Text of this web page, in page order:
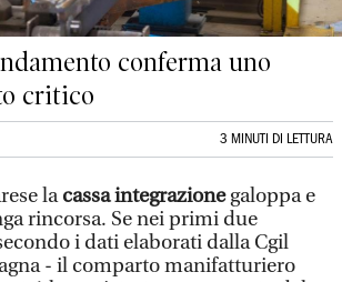
conferma uno
critico
3 MINUTI DI LETTURA
lacassa integrazionegaloppa e
rincorsa. Se nei primi due
i dati elaborati dalla Cgil
- il comparto manifatturiero